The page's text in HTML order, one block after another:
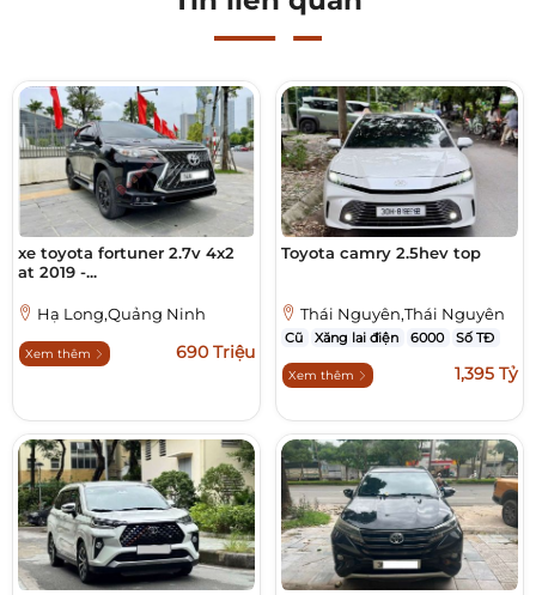
xe toyota fortuner 2.7v 4x2
at 2019 -...
Hạ Long,Quảng Ninh
Xem thêm 690 Triệu
Toyota camry 2.5hev top
Thái Nguyên,Thái Nguyên
Cũ Xăng lai điện 6000 Số TĐ
Xem thêm 1,395 Tỷ